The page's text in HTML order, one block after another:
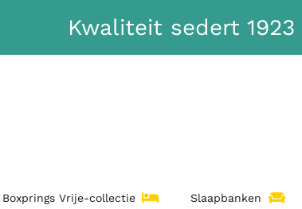
Boxprings Vrije-collectie Slaapbanken
Kwaliteit sedert 1923